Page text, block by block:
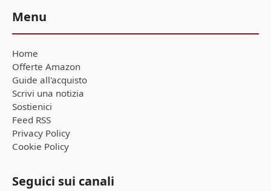
Menu
Home
Offerte Amazon
Guide all'acquisto
Scrivi una notizia
Sostienici
Feed RSS
Privacy Policy
Cookie Policy
Seguici sui canali